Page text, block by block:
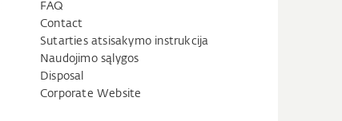
FAQ
Contact
Sutarties atsisakymo instrukcija
Naudojimo sąlygos
Disposal
Corporate Website